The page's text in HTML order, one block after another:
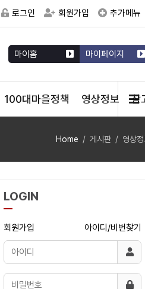
로그인 회원가입 추가메뉴
마이홈 마이페이지
100대마을정책 영상정보 참
Home 게시판 영상정
LOGIN
회원가입 아이디/비번찾기